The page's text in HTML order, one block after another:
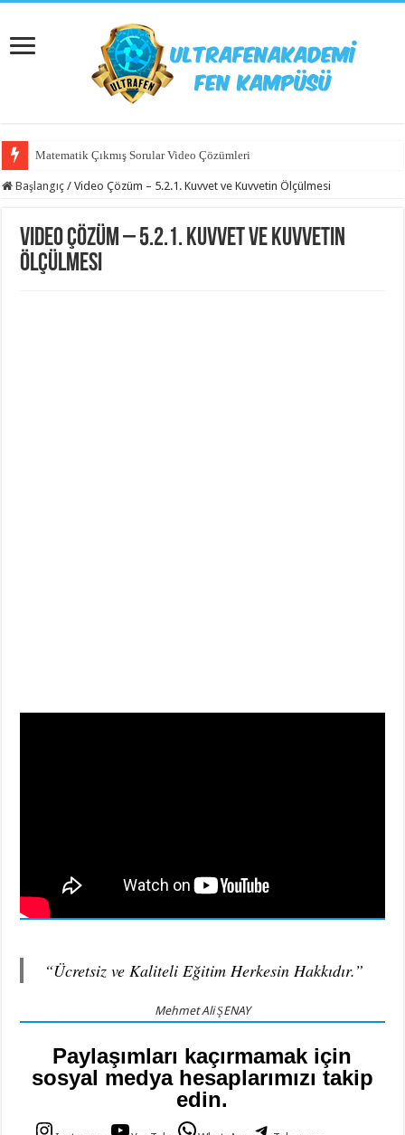
Matematik Çıkmış Sorular Video Çözümleri
Başlangıç / Video Çözüm – 5.2.1. Kuvvet ve Kuvvetin Ölçülmesi
Video Çözüm – 5.2.1. Kuvvet ve Kuvvetin
Ölçülmesi
“Ücretsiz ve Kaliteli Eğitim Herkesin Hakkıdır.”
Mehmet Ali ŞENAY
Paylaşımları kaçırmamak için
sosyal medya hesaplarımızı takip
edin.